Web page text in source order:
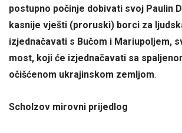
postupno počinje dobivati svoj Paulin
kasnije vješti (proruski) borci za
izjednačavati s Bučom i Mariupoljem,
most, koji će izjednačavati sa
očišćenom ukrajinskom zemljom.
Scholzov mirovni prijedlog